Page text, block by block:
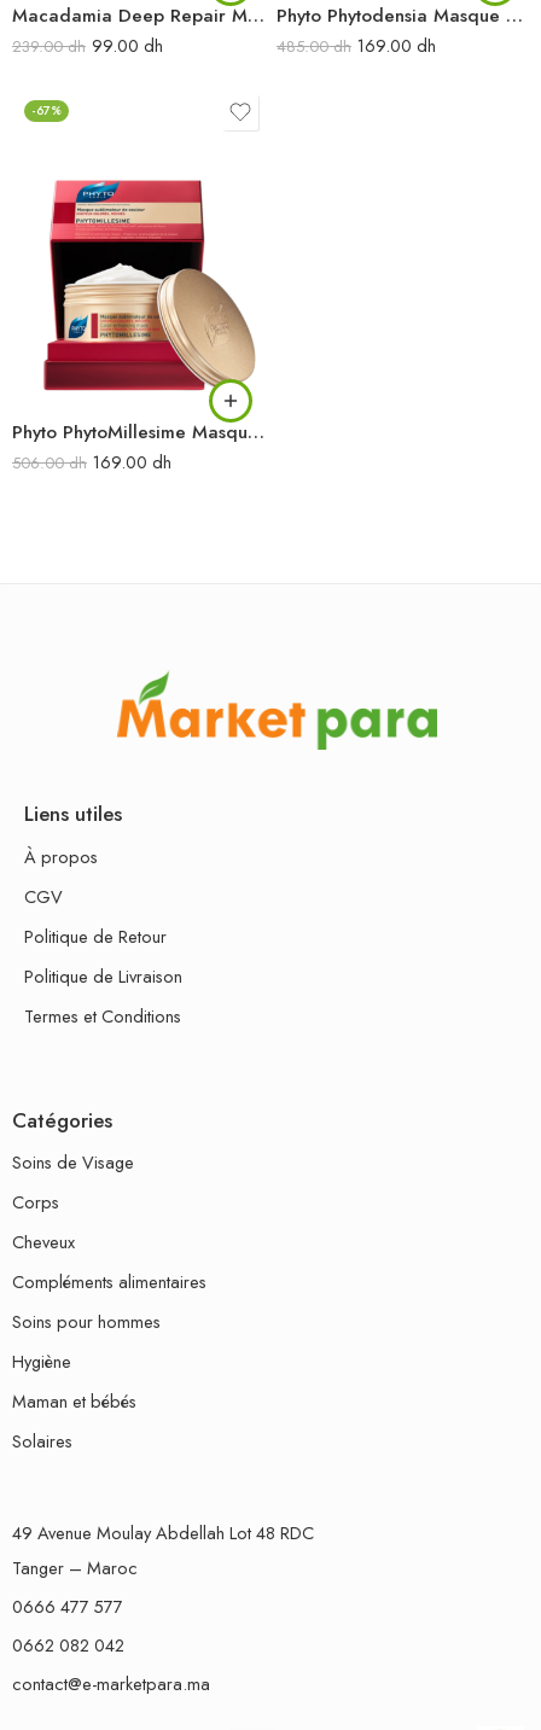
Macadamia Deep Repair Masque Tube 100ML
239.00dh 99.00 dh
Phyto Phytodensia Masque Fluide Repulpant 175 ml
485.00dh 169.00 dh
-67%
Phyto PhytoMillesime Masque Sublimateur de Couleur 200 ml
506.00dh 169.00 dh
Liens utiles
À propos
CGV
Politique de Retour
Politique de Livraison
Termes et Conditions
Catégories
Soins de Visage
Corps
Cheveux
Compléments alimentaires
Soins pour hommes
Hygiène
Maman et bébés
Solaires
49 Avenue Moulay Abdellah Lot 48 RDC
Tanger – Maroc
0666 477 577
0662 082 042
contact@e-marketpara.ma